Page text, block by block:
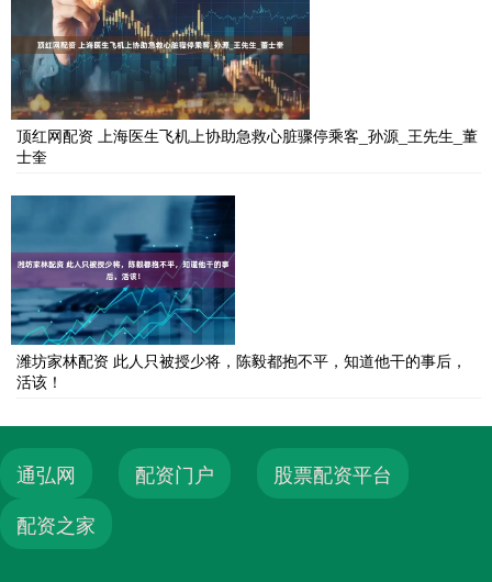
顶红网配资 上海医生飞机上协助急救心脏骤停乘客_孙源_王先生_董
士奎
潍坊家林配资 此人只被授少将，陈毅都抱不平，知道他干的事后，
活该！
通弘网 配资门户
股票配资平台
配资之家